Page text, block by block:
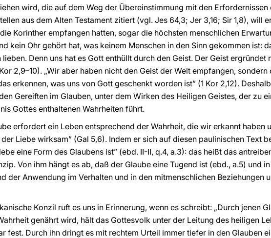
wird, die auf dem Weg der Übereinstimmung mit den
aus dem Alten Testament zitiert (vgl. Jes 64,3; Jer 3,16; Sir 1,8), will
Korinther empfangen hatten, sogar die höchsten menschlichen
kein Ohr gehört hat, was keinem Menschen in den Sinn gekommen ist:
lieben. Denn uns hat es Gott enthüllt durch den Geist. Der Geist ergründet
2,9–10). „Wir aber haben nicht den Geist der Welt empfangen,
erkennen, was uns von Gott geschenkt worden ist” (1 Kor 2,12).
Gereiften im Glauben, unter dem Wirken des Heiligen Geistes, der zu
Gottes enthaltenen Wahrheiten führt.
erfordert ein Leben entsprechend der Wahrheit, die wir erkannt haben
der Liebe wirksam” (Gal 5,6). Indem er sich auf diesen paulinischen Text
eine Form des Glaubens ist” (ebd. II-II, q.4, a.3): das heißt das
Von ihm hängt es ab, daß der Glaube eine Tugend ist (ebd., a.5) und
der Anwendung im Verhalten und in den mitmenschlichen Beziehungen
Konzil ruft es uns in Erinnerung, wenn es schreibt: „Durch jenen
genährt wird, hält das Gottesvolk unter der Leitung des heiligen
fest. Durch ihn dringt es mit rechtem Urteil immer tiefer in den Glauben